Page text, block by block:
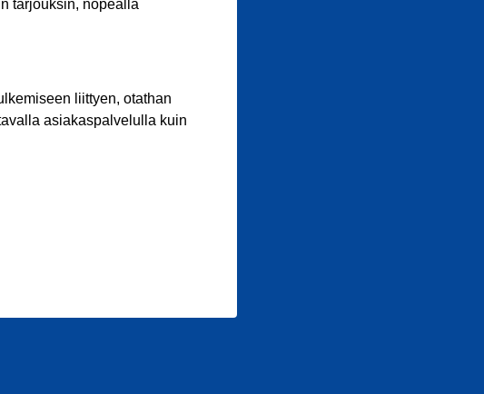
tarjouksin, nopealla
liittyen, otathan
asiakaspalvelulla kuin